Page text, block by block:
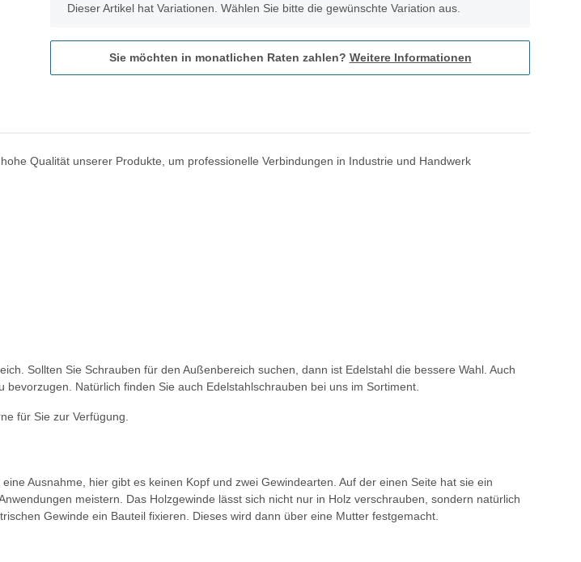
x
Dieser Artikel hat Variationen. Wählen Sie bitte die gewünschte Variation aus.
Sie möchten in monatlichen Raten zahlen? Weitere Informationen
Qualität unserer Produkte, um professionelle Verbindungen in Industrie und Handwerk
Sollten Sie Schrauben für den Außenbereich suchen, dann ist Edelstahl die bessere Wahl. Auch
Natürlich finden Sie auch Edelstahlschrauben bei uns im Sortiment.
für Sie zur Verfügung.
Ausnahme, hier gibt es keinen Kopf und zwei Gewindearten. Auf der einen Seite hat sie ein
meistern. Das Holzgewinde lässt sich nicht nur in Holz verschrauben, sondern natürlich
Gewinde ein Bauteil fixieren. Dieses wird dann über eine Mutter festgemacht.